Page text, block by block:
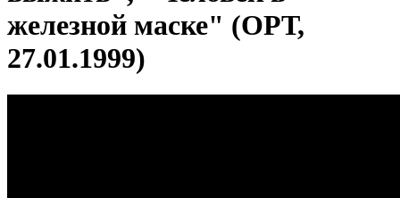
железной маске" (ОРТ,
27.01.1999)